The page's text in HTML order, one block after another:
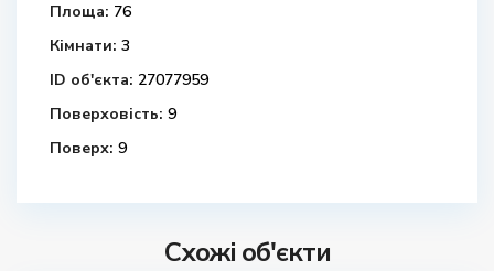
Площа: 76
Кімнати: 3
ID об'єкта: 27077959
Поверховість: 9
Поверх: 9
Схожі об'єкти